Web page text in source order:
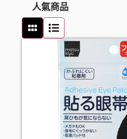
化妝工具及配件
面部護理
面膜
防曬
卸妝
男士護膚
家居清潔
廚房用品
廚具清潔
浴室清潔
衣洗用品
醫療用品
零食及甜點
罐頭及乾貨
麵食及調味醬料
人氣商品